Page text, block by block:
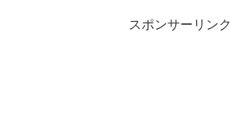
スポンサーリンク